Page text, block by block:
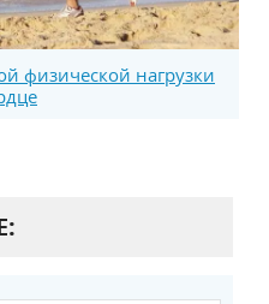
физической нагрузки